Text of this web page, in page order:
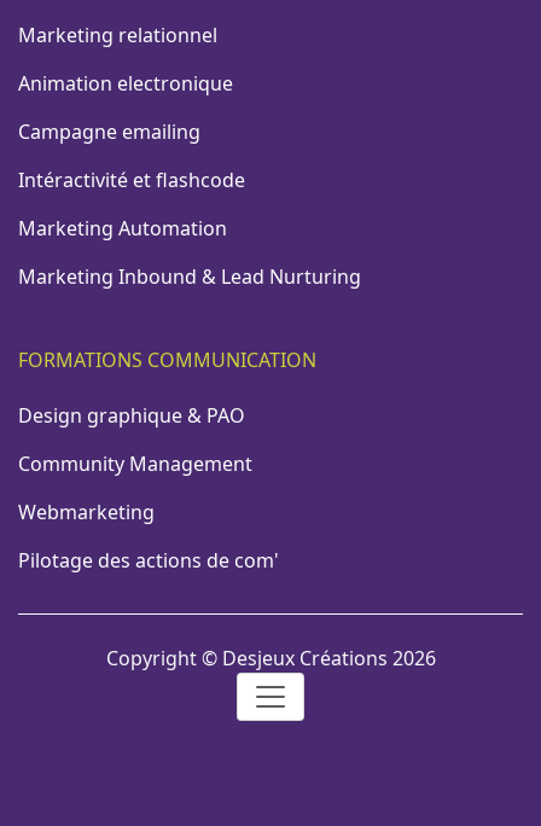
Marketing relationnel
Animation electronique
Campagne emailing
Intéractivité et flashcode
Marketing Automation
Marketing Inbound & Lead Nurturing
FORMATIONS COMMUNICATION
Design graphique & PAO
Community Management
Webmarketing
Pilotage des actions de com'
Copyright © Desjeux Créations 2026